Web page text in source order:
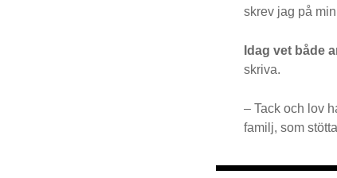
skrev jag på
Idag vet både
skriva.
– Tack och lov
familj, som